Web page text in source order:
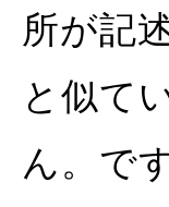
所が記
と似て
ん。で